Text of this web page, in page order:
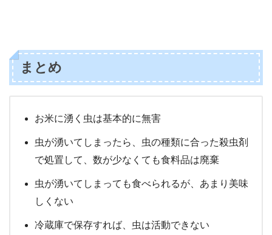
まとめ
お米に湧く虫は基本的に無害
虫が湧いてしまったら、虫の種類に合った殺虫剤
で処置して、数が少なくても食料品は廃棄
虫が湧いてしまっても食べられるが、あまり美味
しくない
冷蔵庫で保存すれば、虫は活動できない